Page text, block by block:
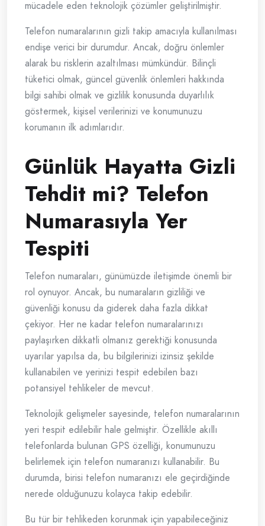
mücadele eden teknolojik çözümler geliştirilmiştir.
Telefon numaralarının gizli takip amacıyla kullanılması
endişe verici bir durumdur. Ancak, doğru önlemler
alarak bu risklerin azaltılması mümkündür. Bilinçli
tüketici olmak, güncel güvenlik önlemleri hakkında
bilgi sahibi olmak ve gizlilik konusunda duyarlılık
göstermek, kişisel verilerinizi ve konumunuzu
korumanın ilk adımlarıdır.
Günlük Hayatta Gizli
Tehdit mi? Telefon
Numarasıyla Yer
Tespiti
Telefon numaraları, günümüzde iletişimde önemli bir
rol oynuyor. Ancak, bu numaraların gizliliği ve
güvenliği konusu da giderek daha fazla dikkat
çekiyor. Her ne kadar telefon numaralarınızı
paylaşırken dikkatli olmanız gerektiği konusunda
uyarılar yapılsa da, bu bilgilerinizi izinsiz şekilde
kullanabilen ve yerinizi tespit edebilen bazı
potansiyel tehlikeler de mevcut.
Teknolojik gelişmeler sayesinde, telefon numaralarının
yeri tespit edilebilir hale gelmiştir. Özellikle akıllı
telefonlarda bulunan GPS özelliği, konumunuzu
belirlemek için telefon numaranızı kullanabilir. Bu
durumda, birisi telefon numaranızı ele geçirdiğinde
nerede olduğunuzu kolayca takip edebilir.
Bu tür bir tehlikeden korunmak için yapabileceğiniz